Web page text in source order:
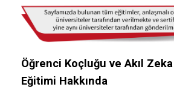
Öğrenci Koçluğu ve Akıl Zeka
Eğitimi Hakkında